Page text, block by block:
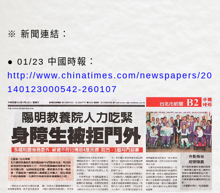
※ 新聞連結：
● 01/23 中國時報：
http://www.chinatimes.com/newspapers/20
140123000542-260107